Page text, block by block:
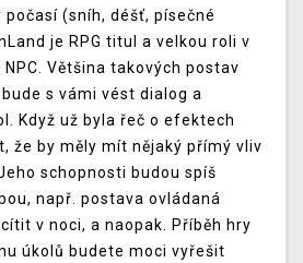
(sníh, déšť, písečné
je RPG titul a velkou roli v
Většina takových postav
s vámi vést dialog a
Když už byla řeč o efektech
že by měly mít nějaký přímý vliv
schopnosti budou spíš
např. postava ovládaná
v noci, a naopak. Příběh hry
úkolů budete moci vyřešit